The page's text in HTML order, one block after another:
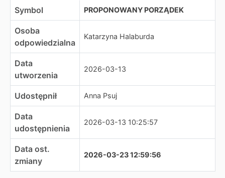
Symbol PROPONOWANY PORZĄDEK
Osoba
odpowiedzialna
Katarzyna Halaburda
Data
utworzenia
2026-03-13
Udostępnił Anna Psuj
Data
udostępnienia
2026-03-13 10:25:57
Data ost.
zmiany
2026-03-23 12:59:56